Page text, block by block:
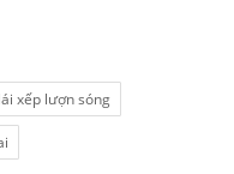
xếp lượn sóng